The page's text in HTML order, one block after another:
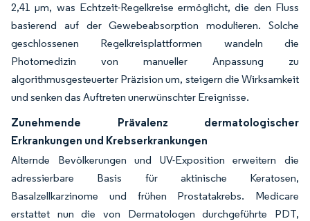
2,41 µm, was Echtzeit-Regelkreise ermöglicht, die den Fluss
basierend auf der Gewebeabsorption modulieren. Solche
geschlossenen Regelkreisplattformen wandeln die
Photomedizin von manueller Anpassung zu
algorithmusgesteuerter Präzision um, steigern die Wirksamkeit
und senken das Auftreten unerwünschter Ereignisse.
Zunehmende Prävalenz dermatologischer
Erkrankungen und Krebserkrankungen
Alternde Bevölkerungen und UV-Exposition erweitern die
adressierbare Basis für aktinische Keratosen,
Basalzellkarzinome und frühen Prostatakrebs. Medicare
erstattet nun die von Dermatologen durchgeführte PDT,